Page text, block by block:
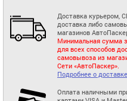
Доставка курьером,
доставка либо
магазинов
Минимальная сумма
для всех способов
самовывоза из
Сети «АвтоПаскер».
Подробнее о доставке
Оплата наличными